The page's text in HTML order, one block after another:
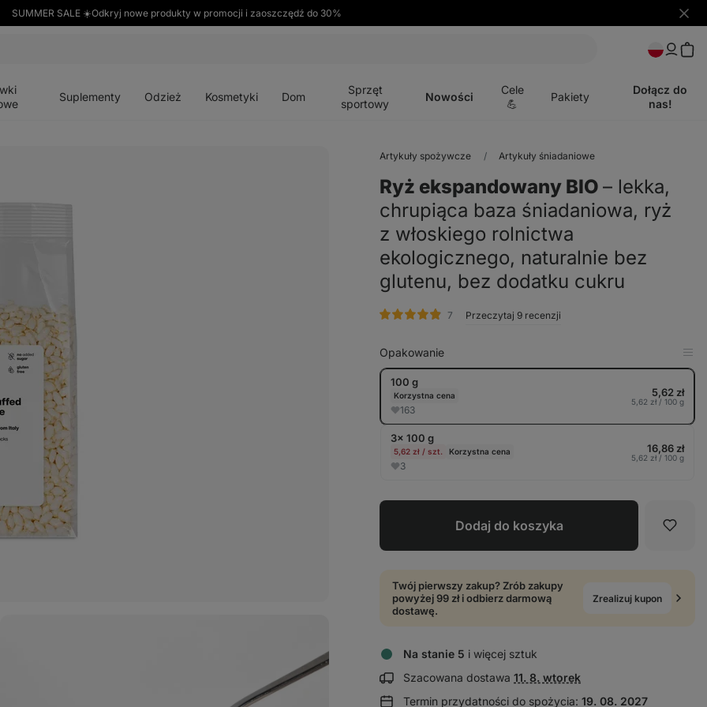
SUMMER SALE ☀️Odkryj nowe produkty w promocji i zaoszczędź do 30%
Ukryj
Suplementy Odzież Kosmetyki Dom
Sprzęt
sportowy
Nowości
Cele
💪
menu
Pakiety
Dołącz do
nas!
Artykuły spożywcze Artykuły śniadaniowe
Ryż ekspandowany BIO ⁠–⁠ lekka,
chrupiąca baza śniadaniowa, ryż
z włoskiego rolnictwa
ekologicznego, naturalnie bez
glutenu, bez dodatku cukru
7 ocena
Przeczytaj 9 recenzji
Opakowanie
w
100 g
Korzystna cena
163
5,62 zł
5,62 zł / 100 g
3× 100 g
5,62 zł / szt. Korzystna cena
3
16,86 zł
5,62 zł / 100 g
Dodaj do koszyka
Twój pierwszy zakup? Zrób zakupy
powyżej 99 zł i odbierz darmową
dostawę.
Zrealizuj kupon
Na stanie 5 i więcej sztuk
Szacowana dostawa Wyświetl
o dostawie:
11. 8. wtorek
Termin przydatności do spożycia: 19. 08. 2027